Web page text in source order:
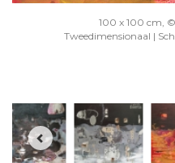
100 x 100 cm,
Tweedimensionaal |